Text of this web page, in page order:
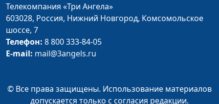
Иисус и самарянка
Юлия Синицына,
священнослужитель
Телекомпания «Три Ангела»
603028, Россия, Нижний Новгород, Комсомольское
шоссе, 7
Телефон: 8 800 333-84-05
E-mail: mail@3angels.ru
© Все права защищены. Использование материалов
допускается только с согласия редакции.